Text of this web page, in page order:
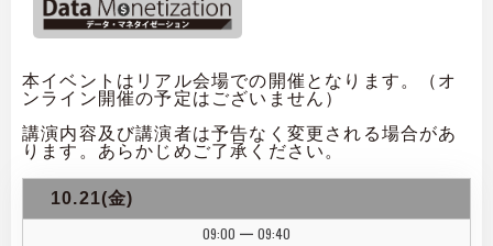
本イベントはリアル会場での開催となります。（オ
ンライン開催の予定はございません）
講演内容及び講演者は予告なく変更される場合があ
ります。あらかじめご了承ください。
10.21(金)
09:00
| 09:40